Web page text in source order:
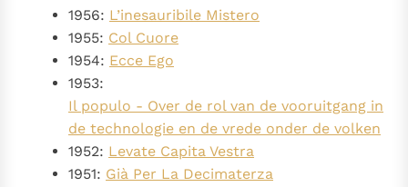
1956: L’inesauribile Mistero
1955: Col Cuore
1954: Ecce Ego
1953:
Il populo - Over de rol van de vooruitgang in
de technologie en de vrede onder de volken
1952: Levate Capita Vestra
1951: Già Per La Decimaterza